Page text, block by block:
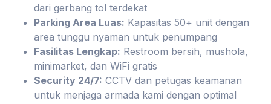
dari gerbang tol terdekat
Parking Area Luas: Kapasitas 50+ unit dengan
area tunggu nyaman untuk penumpang
Fasilitas Lengkap: Restroom bersih, mushola,
minimarket, dan WiFi gratis
Security 24/7: CCTV dan petugas keamanan
untuk menjaga armada kami dengan optimal